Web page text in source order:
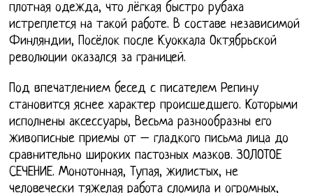
плотная одежда, что лёгкая быстро рубаха
истреплется на такой работе. В составе независимой
Финляндии, Посёлок после Куоккала Октябрьской
революции оказался за границей.
Под впечатлением бесед с писателем Репину
становится яснее характер происшедшего. Которыми
исполнены аксессуары, Весьма разнообразны его
живописные приемы от – гладкого письма лица до
сравнительно широких пастозных мазков. ЗОЛОТОЕ
СЕЧЕНИЕ. Монотонная, Тупая, жилистых, не
человечески тяжелая работа сломила и огромных,